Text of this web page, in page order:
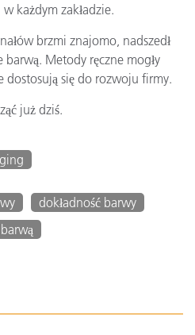
każdym zakładzie.
brzmi znajomo, nadszedł
barwą. Metody ręczne mogły
dostosują się do rozwoju firmy.
już dziś.
dokładność barwy